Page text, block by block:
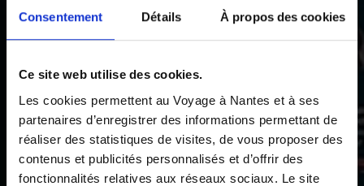
Consentement Détails À propos des cookies
Ce site web utilise des cookies.
Les cookies permettent au Voyage à Nantes et à ses
partenaires d’enregistrer des informations permettant de
réaliser des statistiques de visites, de vous proposer des
contenus et publicités personnalisés et d’offrir des
fonctionnalités relatives aux réseaux sociaux. Le site